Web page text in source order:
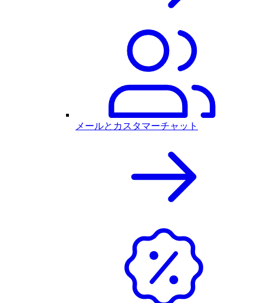
メールとカスタマーチャット